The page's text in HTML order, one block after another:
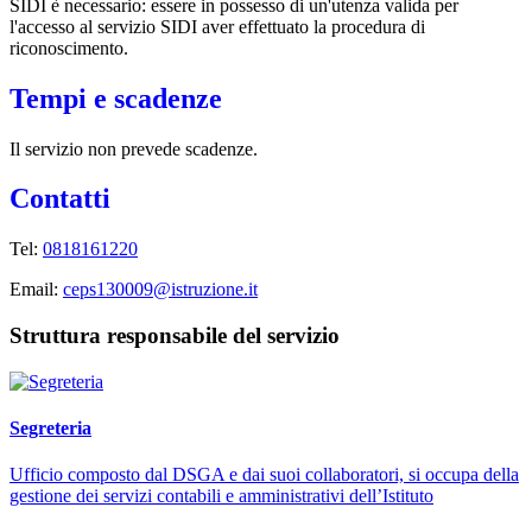
SIDI è necessario: essere in possesso di un'utenza valida per
l'accesso al servizio SIDI aver effettuato la procedura di
riconoscimento.
Tempi e scadenze
Il servizio non prevede scadenze.
Contatti
Tel: 0818161220
Email: ceps130009@istruzione.it
Struttura responsabile del servizio
Segreteria
Ufficio composto dal DSGA e dai suoi collaboratori, si occupa della
gestione dei servizi contabili e amministrativi dell’Istituto